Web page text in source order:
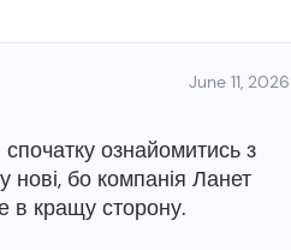
June 11, 2026
ознайомитись з
нові, бо компанія Ланет
в кращу сторону.